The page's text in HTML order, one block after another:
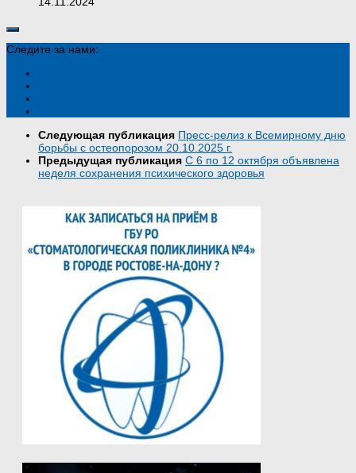
Следите за нами:
Следующая публикация Пресс-релиз к Всемирному дню
борьбы с остеопорозом 20.10.2025 г.
Предыдущая публикация С 6 по 12 октября объявлена
неделя сохранения психического здоровья